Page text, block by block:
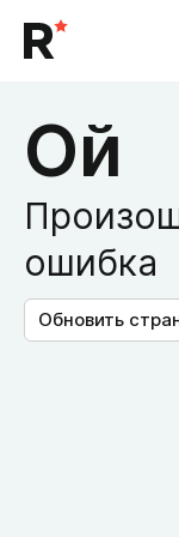
Ой
ошибка
Обновить